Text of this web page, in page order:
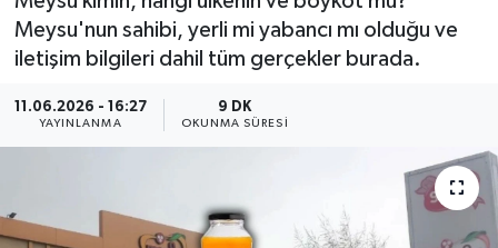
Meysu'nun sahibi, yerli mi yabancı mı olduğu ve
iletişim bilgileri dahil tüm gerçekler burada.
11.06.2026 - 16:27
YAYINLANMA
9 DK
OKUNMA SÜRESI
Yaşam
Magazin
Ekonomi
Dünya
Süper Lig Puan Durumu ve Fikstür
Tüm Manşetler
Son Dakika Haberleri